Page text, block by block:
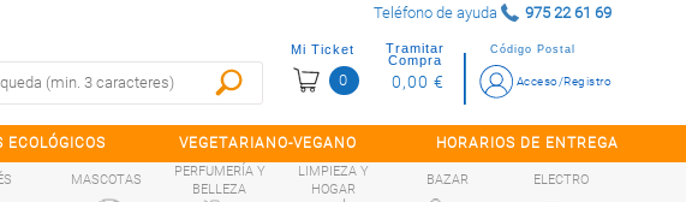
Teléfono de ayuda 975 22 61 69
Código Postal
Acceso/Registro
Mi Ticket
0
Tramitar
Compra
0,00 €
ECOLÓGICOS VEGETARIANO-VEGANO HORARIOS DE ENTREGA
MASCOTAS
PERFUMERÍA Y
BELLEZA
LIMPIEZA Y
HOGAR
BAZAR ELECTRO